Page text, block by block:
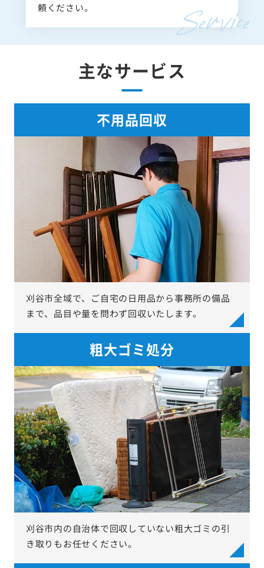
頼ください。
主なサービス
不用品回収
刈谷市全域で、ご自宅の日用品から事務所の備品
まで、品目や量を問わず回収いたします。
粗大ゴミ処分
刈谷市内の自治体で回収していない粗大ゴミの引
き取りもお任せください。